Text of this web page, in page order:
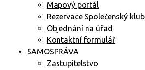
Mapový portál
Rezervace Společenský klub
Objednání na úřad
Kontaktní formulář
SAMOSPRÁVA
Zastupitelstvo